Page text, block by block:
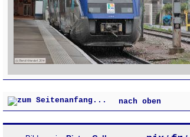
nach oben